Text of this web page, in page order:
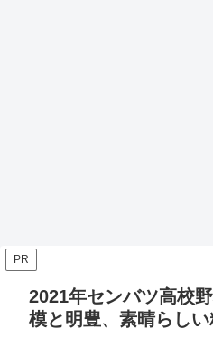
PR
2021年センバツ高校
模と明豊、素晴らしい